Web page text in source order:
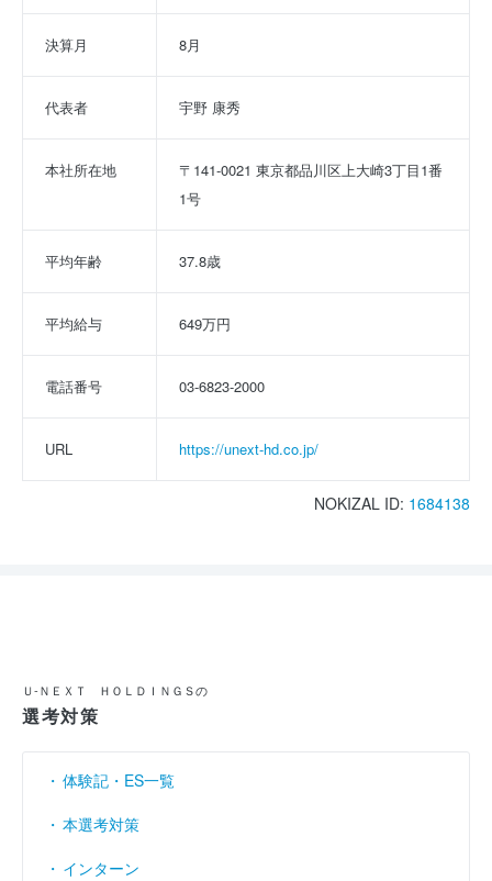
決算月 8月
代表者 宇野 康秀
本社所在地
〒141-0021 東京都品川区上大崎3丁目1番
1号
平均年齢 37.8歳
平均給与 649万円
電話番号 03-6823-2000
URL https://unext-hd.co.jp/
NOKIZAL ID: 1684138
Ｕ‐ＮＥＸＴ ＨＯＬＤＩＮＧＳの
選考対策
体験記・ES一覧
本選考対策
インターン